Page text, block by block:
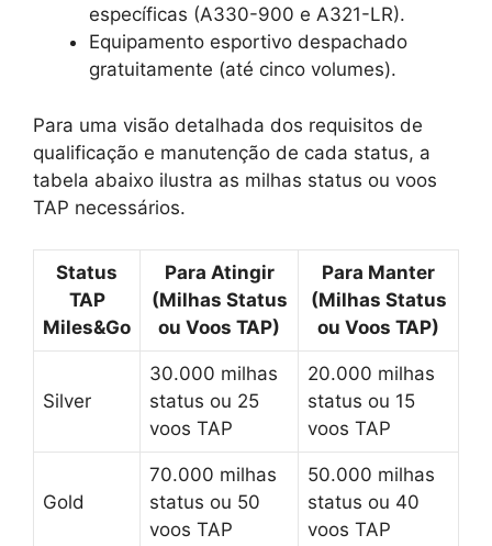
específicas (A330-900 e A321-LR).
Equipamento esportivo despachado
gratuitamente (até cinco volumes).
Para uma visão detalhada dos requisitos de
qualificação e manutenção de cada status, a
tabela abaixo ilustra as milhas status ou voos
TAP necessários.
Status
TAP
Miles&Go
Para Atingir
(Milhas Status
ou Voos TAP)
Para Manter
(Milhas Status
ou Voos TAP)
Silver
30.000 milhas
status ou 25
voos TAP
20.000 milhas
status ou 15
voos TAP
Gold
70.000 milhas
status ou 50
voos TAP
50.000 milhas
status ou 40
voos TAP